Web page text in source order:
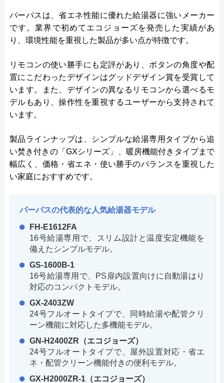
パーパスは、省エネ性能に優れた給湯器に強いメーカー
です。業界で初めてエコジョーズを発売した実績があ
り、環境性能を重視した製品が多い点が特徴です。
リモコンの使い勝手にも定評があり、ボタンの角度や配
置にこだわったデザインはグッドデザイン賞を受賞して
います。また、デザインの異なるリモコンから選べるモ
デルもあり、操作性を重視するユーザーから支持されて
います。
製品ラインナップは、シンプルな給湯専用タイプから追
い焚き付きの「GXシリーズ」、暖房機能付きタイプまで
幅広く、価格・省エネ・使い勝手のバランスを重視した
い家庭におすすめです。
パーパスの代表的な人気給湯器モデル
FH-E1612FA
16号給湯専用で、スリム設計と温度安定機能を
備えたシンプルモデル。
GS-1600B-1
16号給湯専用で、PS扉内設置向けに自動湯はり
対応のコンパクトモデル。
GX-2403ZW
24号フルオートタイプで、同時給湯や配管クリ
ーン機能に対応した多機能モデル。
GN-H2400ZR（エコジョーズ）
24号フルオートタイプで、屋外設置対応・省エ
ネ・配管クリーン機能付きの便利モデル。
GX-H2000ZR-1（エコジョーズ）